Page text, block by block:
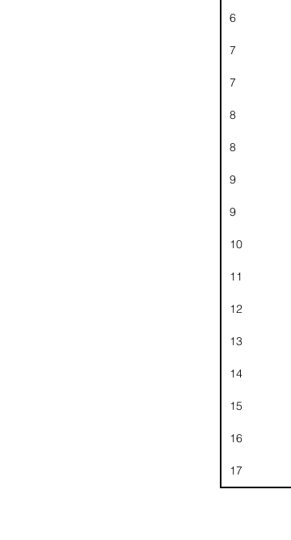
6
7
7
8
8
9
9
10
11
12
13
14
15
16
17